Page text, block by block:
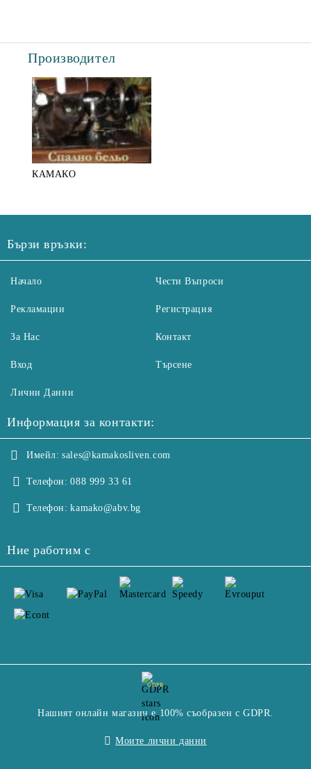
Производител
КАМАКО
Бързи връзки:
Начало
Рекламации
За Нас
Вход
Чести Въпроси
Регистрация
Контакт
Търсене
Лични Данни
Информация за контакти:
Имейл: sales@kamakosliven.com
Телефон: 088 999 33 61
Телефон: kamako@abv.bg
Ние работим с
GDPR
Нашият онлайн магазин е 100% съобразен с GDPR.
Моите лични данни